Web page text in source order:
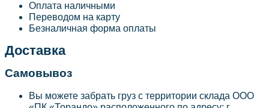
Оплата наличными
Переводом на карту
Безналичная форма оплаты
Доставка
Самовывоз
Вы можете забрать груз с территории склада ООО